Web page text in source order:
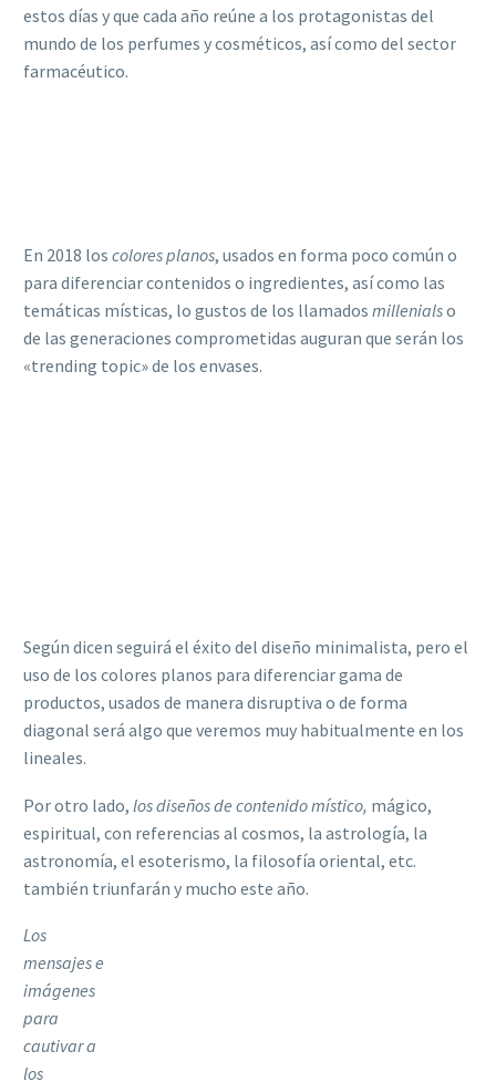
estos días y que cada año reúne a los protagonistas del
mundo de los perfumes y cosméticos, así como del sector
farmacéutico.
En 2018 los colores planos, usados en forma poco común o
para diferenciar contenidos o ingredientes, así como las
temáticas místicas, lo gustos de los llamados millenialso
de las generaciones comprometidas auguran que serán los
«trending topic» de los envases.
Según dicen seguirá el éxito del diseño minimalista, pero el
uso de los colores planos para diferenciar gama de
productos, usados de manera disruptiva o de forma
diagonal será algo que veremos muy habitualmente en los
lineales.
Por otro lado, los diseños de contenido místico, mágico,
espiritual, con referencias al cosmos, la astrología, la
astronomía, el esoterismo, la filosofía oriental, etc.
también triunfarán y mucho este año.
Los
mensajes e
imágenes
para
cautivar a
los